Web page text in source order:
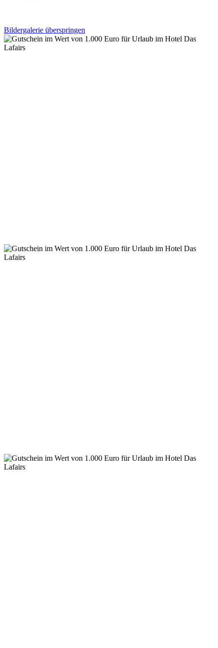
Bildergalerie überspringen